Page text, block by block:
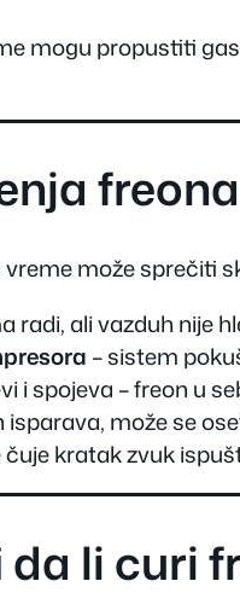
mogu propustiti
freona
vreme može sprečiti
radi, ali vazduh nije
– sistem
i spojeva – freon u
isparava, može se
čuje kratak zvuk
li curi